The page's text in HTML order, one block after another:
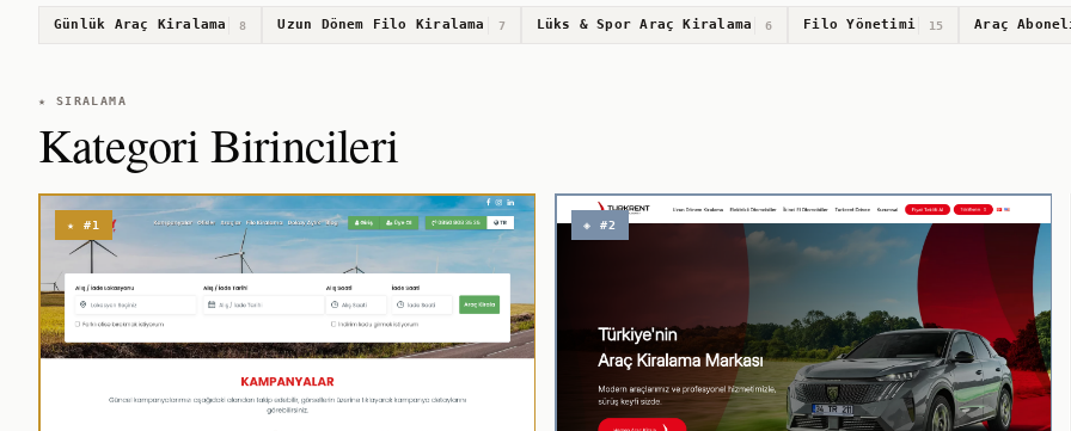
Günlük Araç Kiralama 8 Uzun Dönem Filo Kiralama 7 Lüks & Spor Araç Kiralama 6 Filo Yönetimi 15 Araç
★ SIRALAMA
Kategori Birincileri
★ #1 ◈ #2